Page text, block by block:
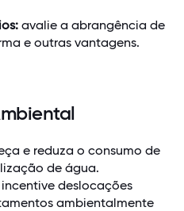
avalie a abrangência de
e outras vantagens.
e reduza o consumo de
de água.
incentive deslocações
ambientalmente